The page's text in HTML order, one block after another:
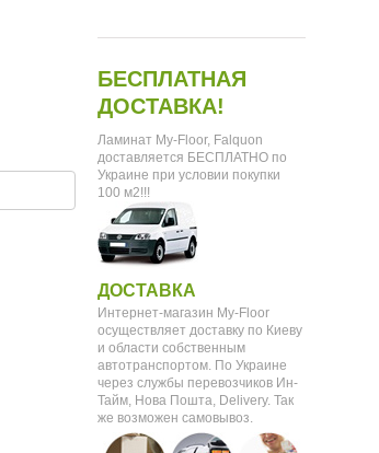
БЕСПЛАТНАЯ
ДОСТАВКА!
Ламинат My-Floor, Falquon
доставляется БЕСПЛАТНО по
Украине при условии покупки
100 м2!!!
ДОСТАВКА
Интернет-магазин My-Floor
осуществляет доставку по Киеву
и области собственным
автотранспортом. По Украине
через службы перевозчиков Ин-
Тайм, Нова Пошта, Delivery. Так
же возможен самовывоз.